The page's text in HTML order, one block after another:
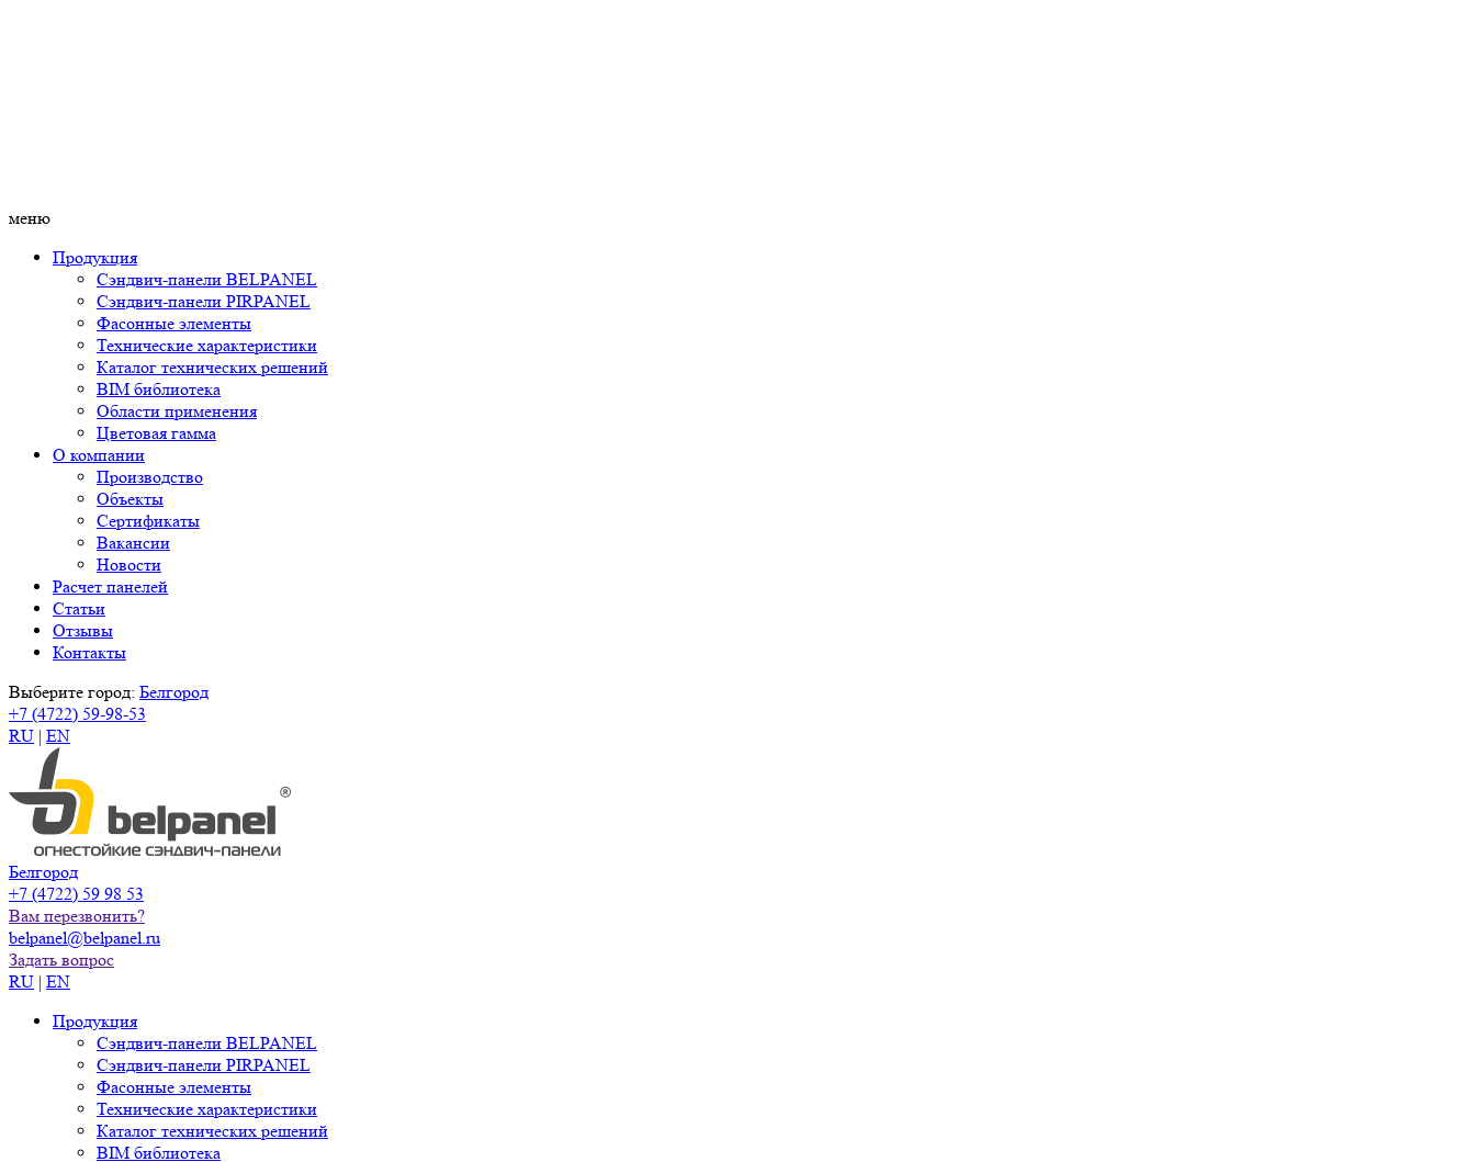
меню
Продукция
Сэндвич-панели BELPANEL
Сэндвич-панели PIRPANEL
Фасонные элементы
Технические характеристики
Каталог технических решений
BIM библиотека
Области применения
Цветовая гамма
О компании
Производство
Объекты
Сертификаты
Вакансии
Новости
Расчет панелей
Статьи
Отзывы
Контакты
Выберите город: Белгород
+7 (4722) 59-98-53
RU | EN
Белгород
+7 (4722) 59 98 53
Вам перезвонить?
belpanel@belpanel.ru
Задать вопрос
RU | EN
Продукция
Сэндвич-панели BELPANEL
Сэндвич-панели PIRPANEL
Фасонные элементы
Технические характеристики
Каталог технических решений
BIM библиотека